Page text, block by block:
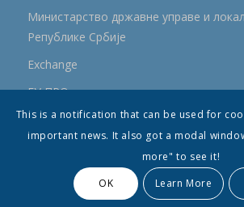
Министарство државне управе и
Републике Србије
Еxchange
ЕУ ПРО
ПРРР
© Општина Топола - Сва права су садржана
This is a notification that can be used for
important news. It also got a modal
more" to see it!
OK
Learn More